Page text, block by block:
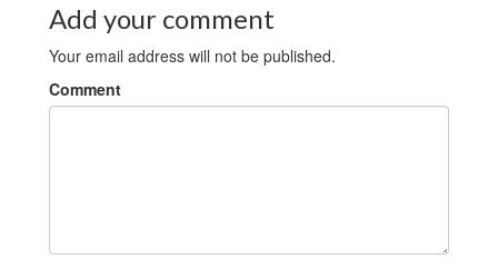
Add your comment
Your email address will not be published.
Comment